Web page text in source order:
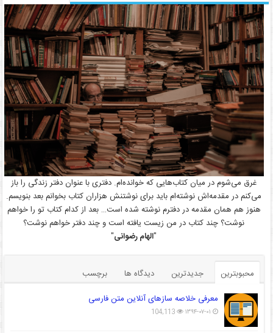
غرق می‌شوم در میان کتاب‌هایی که خوانده‌ام. دفتری با عنوان دفتر زندگی را باز
می‌کنم در مقدمه‌اش نوشته‌ام باید برای نوشتنش هزاران کتاب بخوانم بعد بنویسم.
هنوز هم همان مقدمه در دفترم نوشته شده است… بعد از کدام کتاب تو را خواهم
نوشت؟ چند کتاب در من زیست یافته است و چند دفتر خواهم نوشت؟
"الهام رضوانی"
محبوبترین جدیدترین دیدگاه ها
برچسب
معرفی خلاصه سازهای آنلاین متن فارسی
۱۳۹۴-۰۷-۰۱ 104,113